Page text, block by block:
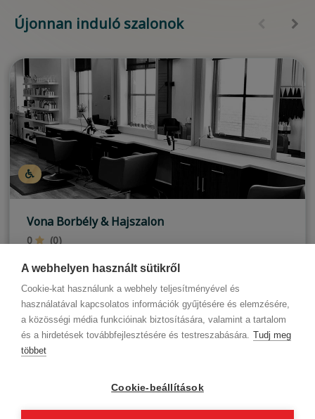
A webhelyen használt sütikről
Cookie-kat használunk a webhely teljesítményével és
használatával kapcsolatos információk gyűjtésére és elemzésére,
a közösségi média funkcióinak biztosítására, valamint a tartalom
és a hirdetések továbbfejlesztésére és testreszabására. Tudj meg
többet
Cookie-beállítások
Újonnan induló szalonok
Vona Borbély & Hajszalon
0
(0)